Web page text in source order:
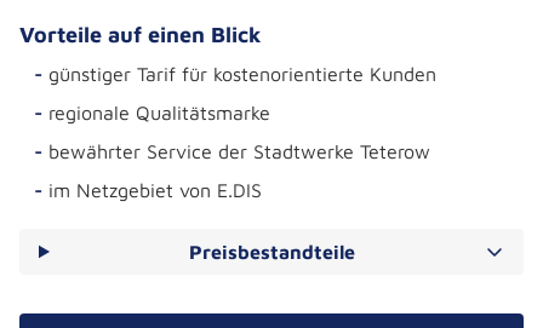
Vorteile auf einen Blick
günstiger Tarif für kostenorientierte Kunden
regionale Qualitätsmarke
bewährter Service der Stadtwerke Teterow
im Netzgebiet von E.DIS
Preisbestandteile